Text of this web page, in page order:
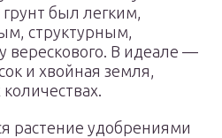
был легким,
структурным,
верескового. В идеале —
и хвойная земля,
растение удобрениями